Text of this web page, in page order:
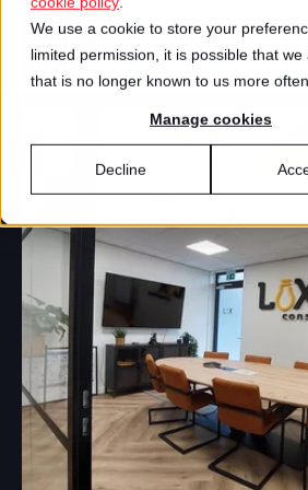
We use a cookie to store your
limited permission, it is possible that we
that is no longer known to us more
Manage cookies
Decline
VOOR ORGANISATIES
Wat is certificering?
Aanmelden voor certificering
VOOR MEDEWERKERS
Gecertificeerde organisaties
TEST
Is jouw organisatie een
work?
Diensten
Medewerkersonderzoek
Certificering
Best Workplaces
Culture Coaching
Best Workplaces™
ZO WERKT HET
Hoe werkt het?
Aanmelden
LIJSTEN
Best Workplaces™ Nederland
Inspiratie
Agenda
Blog
Over ons
Ons verhaal